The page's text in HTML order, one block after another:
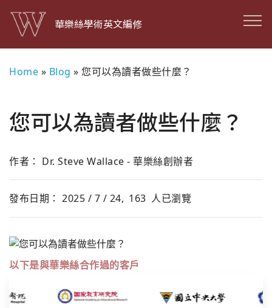
華樂絲學術英文編修
Home » Blog » 您可以為讀者做些什麼？
您可以為讀者做些什麼？
作者： Dr. Steve Wallace - 華樂絲創辦者
發布日期： 2025 / 7 / 24, 163 人已瀏覽
以下是與華樂絲合作過的客戶